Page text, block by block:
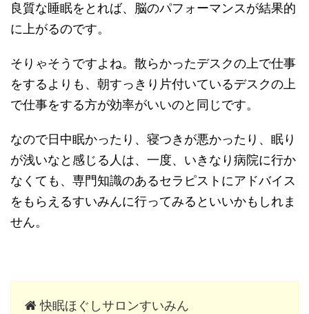
良質な睡眠をとれば、脳のパフォーマンスが結果的
に上がるのです。
そりゃそうですよね。散らかったデスクの上で仕事
をするよりも、朝すっきり片付いているデスクの上
で仕事をする方が効率がいいのと同じです。
なので日中眠かったり、寝つきが悪かったり、眠り
が浅いなと感じる人は、一度、いきなり病院に行か
なくても、専門知識のあるセラピストにアドバイス
をもらえるすいみんに行ってみるといいかもしれま
せん。
快眠ほぐしサロンすいみん